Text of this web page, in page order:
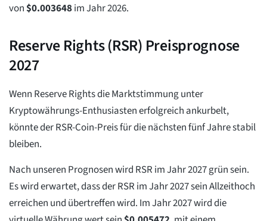
von$0.003648im Jahr 2026.
Reserve Rights (RSR) Preisprognose
2027
Wenn Reserve Rights die Marktstimmung unter
Kryptowährungs-Enthusiasten erfolgreich ankurbelt,
könnte der RSR-Coin-Preis für die nächsten fünf Jahre stabil
bleiben.
Nach unseren Prognosen wird RSR im Jahr 2027 grün sein.
Es wird erwartet, dass der RSR im Jahr 2027 sein Allzeithoch
erreichen und übertreffen wird. Im Jahr 2027 wird die